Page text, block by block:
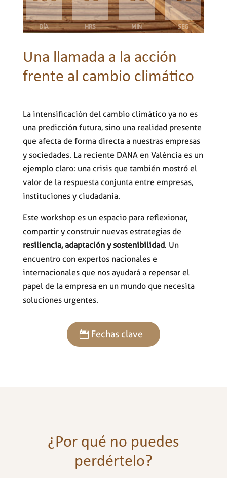
DÍA HRS MIN SEG
Una llamada a la acción
frente al cambio climático
La intensificación del cambio climático ya no es
una predicción futura, sino una realidad presente
que afecta de forma directa a nuestras empresas
y sociedades. La reciente DANA en València es un
ejemplo claro: una crisis que también mostró el
valor de la respuesta conjunta entre empresas,
instituciones y ciudadanía.
Este workshop es un espacio para reflexionar,
compartir y construir nuevas estrategias de
resiliencia, adaptación y sostenibilidad. Un
encuentro con expertos nacionales e
internacionales que nos ayudará a repensar el
papel de la empresa en un mundo que necesita
soluciones urgentes.
Fechas clave
¿Por qué no puedes
perdértelo?